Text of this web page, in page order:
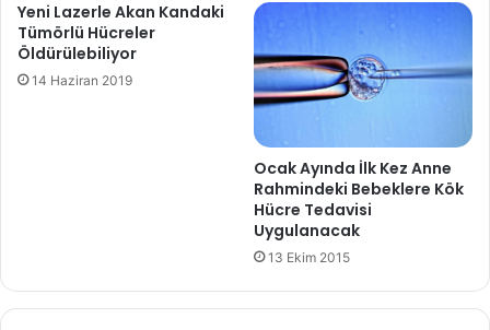
i
n
i
z
Yeni Lazerle Akan Kandaki
Tümörlü Hücreler
Öldürülebiliyor
14 Haziran 2019
Ocak Ayında İlk Kez Anne
Rahmindeki Bebeklere Kök
Hücre Tedavisi
Uygulanacak
13 Ekim 2015